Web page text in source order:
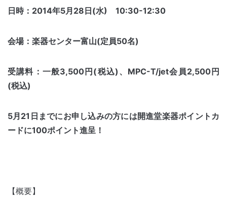
日時：2014年5月28日(水) 10:30-12:30
会場：楽器センター富山(定員50名)
受講料：一般3,500円(税込)、MPC-T/jet会員2,500円
(税込)
5月21日までにお申し込みの方には開進堂楽器ポイントカ
ードに100ポイント進呈！
【概要】